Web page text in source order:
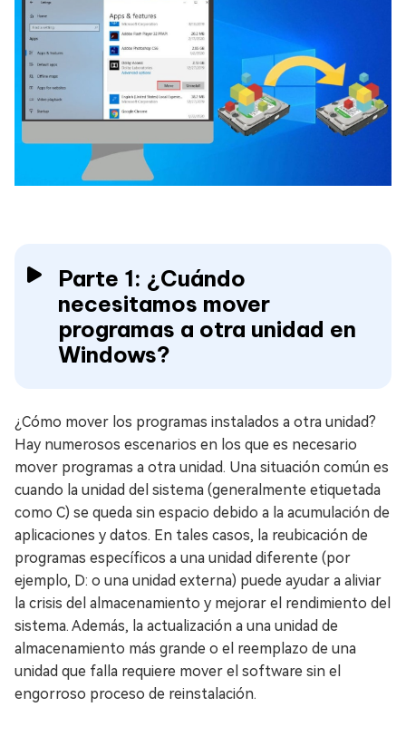
Parte 1: ¿Cuándo
necesitamos mover
programas a otra unidad en
Windows?
¿Cómo mover los programas instalados a otra unidad?
Hay numerosos escenarios en los que es necesario
mover programas a otra unidad. Una situación común es
cuando la unidad del sistema (generalmente etiquetada
como C) se queda sin espacio debido a la acumulación de
aplicaciones y datos. En tales casos, la reubicación de
programas específicos a una unidad diferente (por
ejemplo, D: o una unidad externa) puede ayudar a aliviar
la crisis del almacenamiento y mejorar el rendimiento del
sistema. Además, la actualización a una unidad de
almacenamiento más grande o el reemplazo de una
unidad que falla requiere mover el software sin el
engorroso proceso de reinstalación.